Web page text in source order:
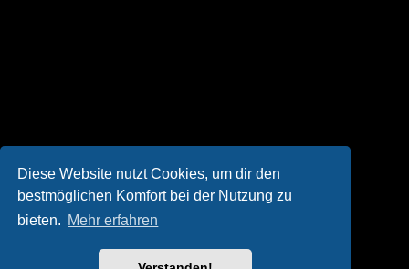
Diese Website nutzt Cookies, um dir den
bestmöglichen Komfort bei der Nutzung zu
bieten. Mehr erfahren